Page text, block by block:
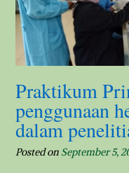
Praktikum
penggunaan
dalam
Posted on September 5,